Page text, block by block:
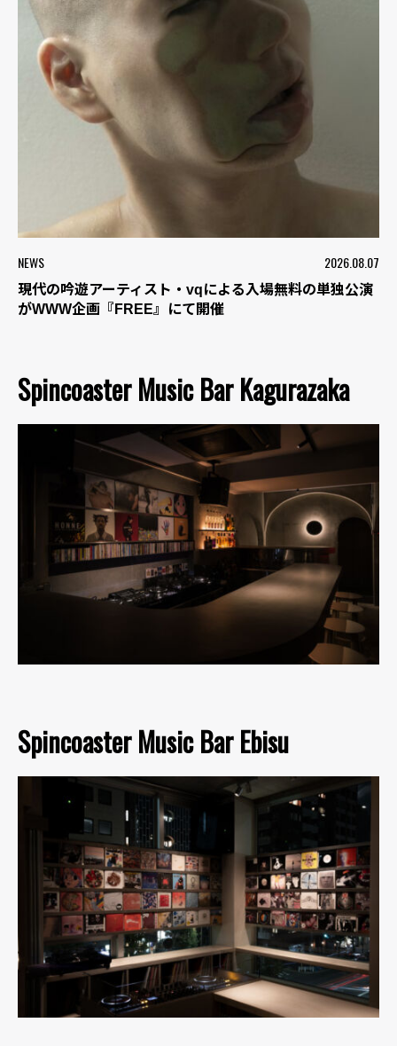
NEWS 2026.08.07
現代の吟遊アーティスト・vqによる入場無料の単独公演
がWWW企画『FREE』にて開催
Spincoaster Music Bar Kagurazaka
Spincoaster Music Bar Ebisu